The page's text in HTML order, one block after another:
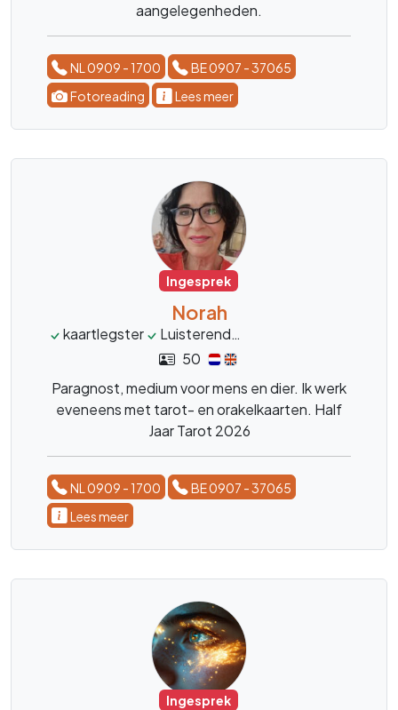
aangelegenheden.
NL 0909 - 1700
BE 0907 - 37065
Fotoreading
Lees meer
Ingesprek
Norah
kaartlegster Luisterend
50
Paragnost, medium voor mens en dier. Ik werk
eveneens met tarot- en orakelkaarten. Half
Jaar Tarot 2026
NL 0909 - 1700
BE 0907 - 37065
Lees meer
Ingesprek